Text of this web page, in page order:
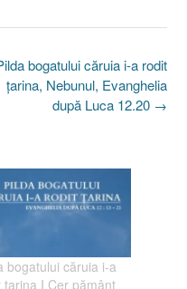
bogatului căruia i-a rodit
ţarina, Nebunul, Evanghelia
după Luca 12.20 →
bogatului căruia i-a
ţarina I Cer pământ